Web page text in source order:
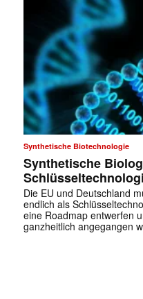
Synthetische Biotechnologie
Synthetische
Die EU und Deutschland
endlich als
eine Roadmap entwerfen
ganzheitlich angegangen